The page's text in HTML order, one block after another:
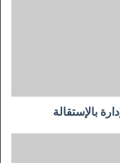
بالإستقالة